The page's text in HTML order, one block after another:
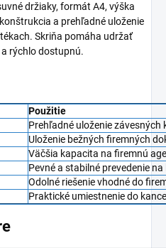
držiaky, formát A4, výška
a prehľadné uloženie
Skriňa pomáha udržať
rýchlo dostupnú.
Použitie
Prehľadné uloženie
Uloženie bežných firemných
Väčšia kapacita na firemnú
Pevné a stabilné prevedenie
Odolné riešenie vhodné do
Praktické umiestnenie do